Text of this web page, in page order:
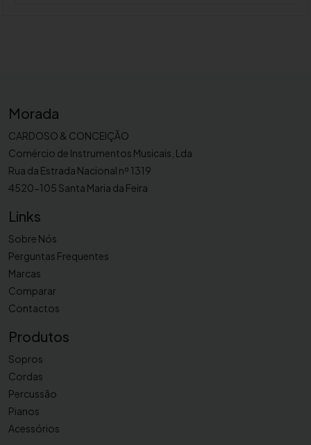
Morada
CARDOSO & CONCEIÇÃO
Comércio de Instrumentos Musicais, Lda
Rua da Estrada Nacional nº 1319
4520-105 Santa Maria da Feira
Links
Sobre Nós
Perguntas Frequentes
Marcas
Comparar
Contactos
Produtos
Sopros
Cordas
Percussão
Pianos
Acessórios